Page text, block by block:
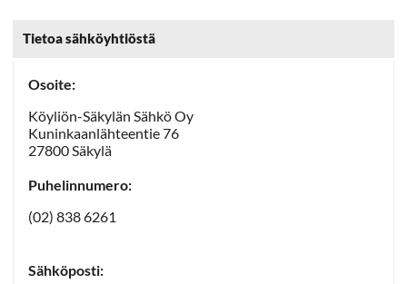
Tietoa sähköyhtiöstä
Osoite:
Köyliön-Säkylän Sähkö Oy
Kuninkaanlähteentie 76
27800 Säkylä
Puhelinnumero:
(02) 838 6261
Sähköposti: